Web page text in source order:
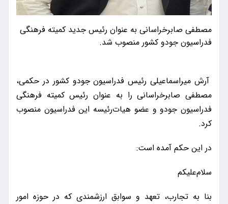
مصطفی صابرخراسانی به عنوان رئیس جدید کمیته فرهنگی
فدراسیون جودو کشور منصوب شد.
آرش میراسماعیلی رئیس فدراسیون جودو کشور در حکمی،
مصطفی صابرخراسانی را به عنوان رئیس کمیته فرهنگی
فدراسیون جودو و عضو هیات‌رئیسه این فدراسیون منصوب
کرد.
در این حکم آمده است:
سلام‌علیکم
بنا به تجارب، تعهد و سوابق ارزشمندی که در حوزه امور